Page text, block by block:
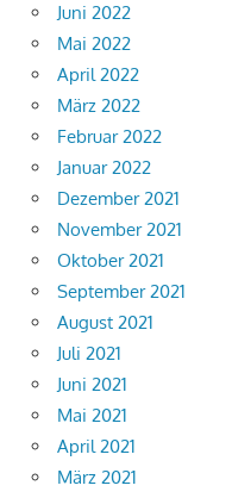
Juni 2022
Mai 2022
April 2022
März 2022
Februar 2022
Januar 2022
Dezember 2021
November 2021
Oktober 2021
September 2021
August 2021
Juli 2021
Juni 2021
Mai 2021
April 2021
März 2021